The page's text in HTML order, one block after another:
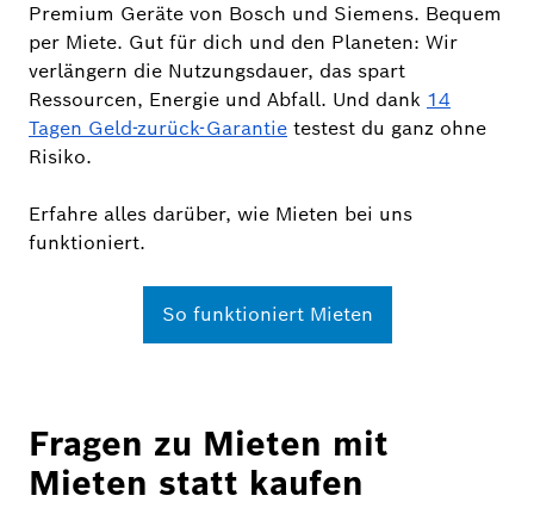
Premium Geräte von Bosch und Siemens. Bequem
per Miete. Gut für dich und den Planeten: Wir
verlängern die Nutzungsdauer, das spart
Ressourcen, Energie und Abfall. Und dank 14
Tagen Geld-zurück-Garantie testest du ganz ohne
Risiko.
Erfahre alles darüber, wie Mieten bei uns
funktioniert.
So funktioniert Mieten
Fragen zu Mieten mit
Mieten statt kaufen